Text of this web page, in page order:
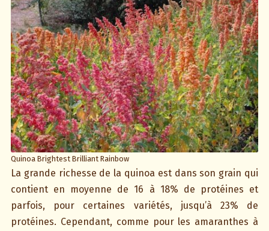
Quinoa Brightest Brilliant Rainbow
La grande richesse de la quinoa est dans son grain qui
contient en moyenne de 16 à 18% de protéines et
parfois, pour certaines variétés, jusqu’à 23% de
protéines. Cependant, comme pour les amaranthes à